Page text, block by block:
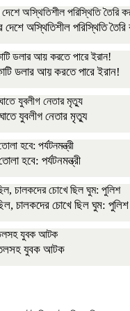
অস্থিতিশীল পরিস্থিতি
ডলার আয় করতে পারে ইরান!
যুবলীগ নেতার মৃত্যু
হবে: পর্যটনমন্ত্রী
চালকদের চোখে ছিল ঘুম: পুলিশ
যুবক আটক